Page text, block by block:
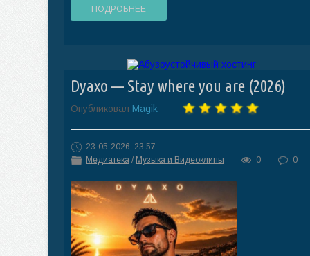
ПОДРОБНЕЕ
Dyaxo — Stay where you are (2026)
Опубликовал Magik
23-05-2026, 23:57
Медиатека / Музыка и Видеоклипы 0 0